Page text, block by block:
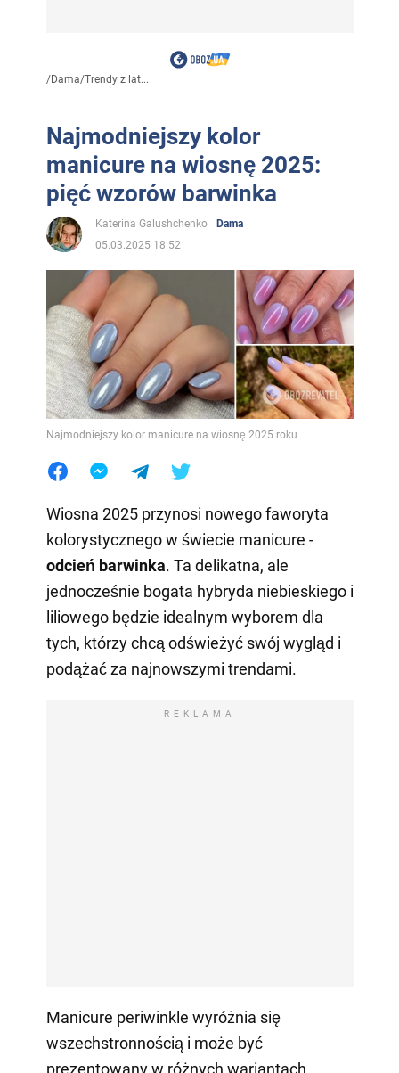
/Dama/Trendy z lat...
Najmodniejszy kolor
manicure na wiosnę 2025:
pięć wzorów barwinka
Katerina Galushchenko
Dama
05.03.2025 18:52
Najmodniejszy kolor manicure na wiosnę 2025 roku
Wiosna 2025 przynosi nowego faworyta
kolorystycznego w świecie manicure -
odcień barwinka. Ta delikatna, ale
jednocześnie bogata hybryda niebieskiego i
liliowego będzie idealnym wyborem dla
tych, którzy chcą odświeżyć swój wygląd i
podążać za najnowszymi trendami.
REKLAMA
Manicure periwinkle wyróżnia się
wszechstronnością i może być
prezentowany w różnych wariantach.